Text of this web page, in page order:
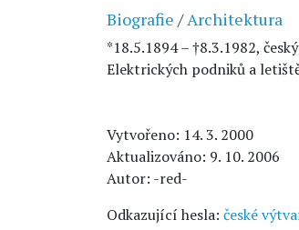
Biografie /Architektura
*18.5.1894 – †8.3.1982,
Elektrických podniků a
Vytvořeno: 14. 3. 2000
Aktualizováno: 9. 10. 2006
Autor: -red-
Odkazující hesla: české